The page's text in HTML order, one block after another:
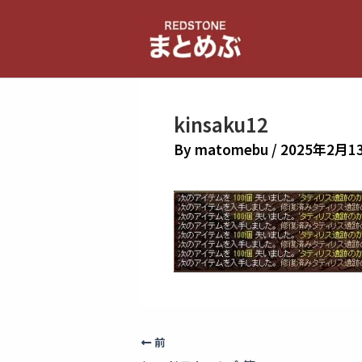
ス
kinsaku12
By matomebu / 2025年2月
前